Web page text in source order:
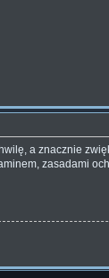
a znacznie
zasadami